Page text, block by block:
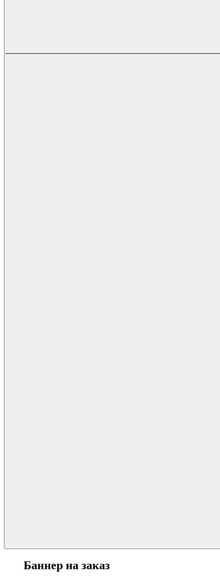
Баннер на заказ